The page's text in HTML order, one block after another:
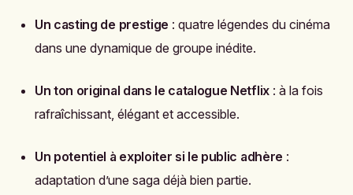
Un casting de prestige : quatre légendes du cinéma
dans une dynamique de groupe inédite.
Un ton original dans le catalogue Netflix: à la fois
rafraîchissant, élégant et accessible.
Un potentiel à exploiter si le public adhère :
adaptation d’une saga déjà bien partie.